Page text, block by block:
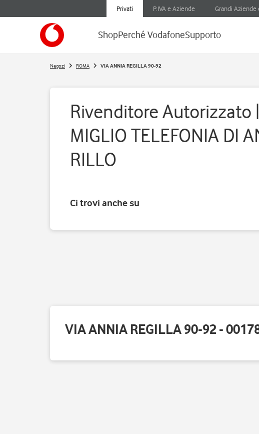
Privati P.IVA e Aziende Grandi Aziende
ShopPerché VodafoneSupporto
Negozi ROMA VIA ANNIA REGILLA 90-92
Rivenditore Autorizzato
MIGLIO TELEFONIA DI
RILLO
Ci trovi anche su
VIA ANNIA REGILLA 90-92 -